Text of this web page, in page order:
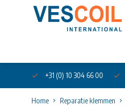
+31 (0) 10 304 66 00
Home Reparatie klemmen